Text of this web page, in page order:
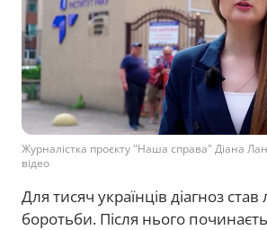
Журналістка проєкту "Наша справа" Діана
відео
Для тисяч українців діагноз
боротьби. Після нього